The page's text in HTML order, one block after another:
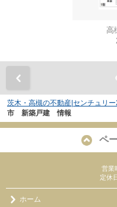
高
茨木・高槻の不動産|センチュリ
市 新築戸建 情報
ペ
営業
定休
ホーム